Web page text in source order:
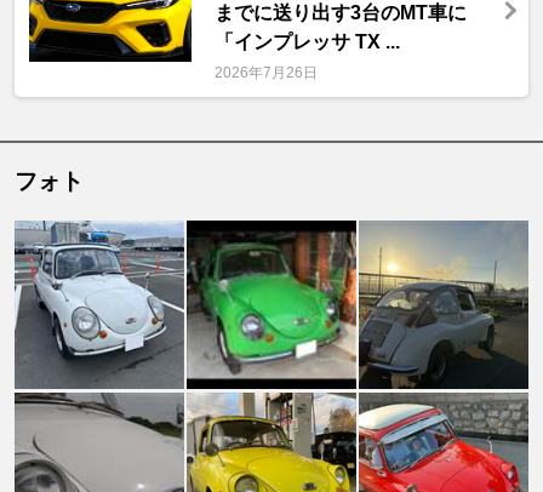
までに送り出す3台のMT車に
「インプレッサ TX ...
2026年7月26日
フォト